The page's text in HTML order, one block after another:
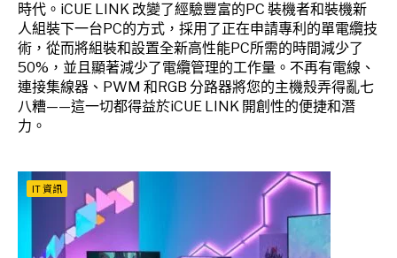
時代。iCUE LINK 改變了經驗豐富的PC 裝機者和裝機新
人組裝下一台PC的方式，採用了正在申請專利的單電纜技
術，從而將組裝和設置全新高性能PC所需的時間減少了
50%，並且顯著減少了電纜管理的工作量。不再有電線、
連接集線器、PWM 和RGB 分路器將您的主機殼弄得亂七
八糟——這一切都得益於iCUE LINK 開創性的便捷和潛
力。
IT 資訊